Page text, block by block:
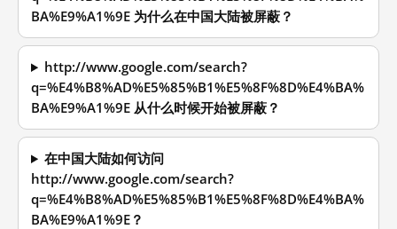
BA%E9%A1%9E 为什么在中国大陆被屏蔽？
http://www.google.com/search?
q=%E4%B8%AD%E5%85%B1%E5%8F%8D%E4%BA%
BA%E9%A1%9E 从什么时候开始被屏蔽？
在中国大陆如何访问
http://www.google.com/search?
q=%E4%B8%AD%E5%85%B1%E5%8F%8D%E4%BA%
BA%E9%A1%9E？